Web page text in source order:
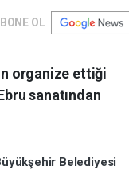
OL
organize ettiği
sanatından
Belediyesi